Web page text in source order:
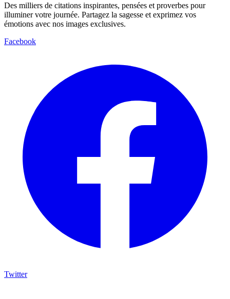
Des milliers de citations inspirantes, pensées et proverbes pour
illuminer votre journée. Partagez la sagesse et exprimez vos
émotions avec nos images exclusives.
Facebook
Twitter